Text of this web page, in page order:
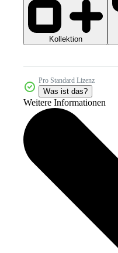
Kollektion
Pro Standard Lizenz
Was ist das?
Weitere Informationen